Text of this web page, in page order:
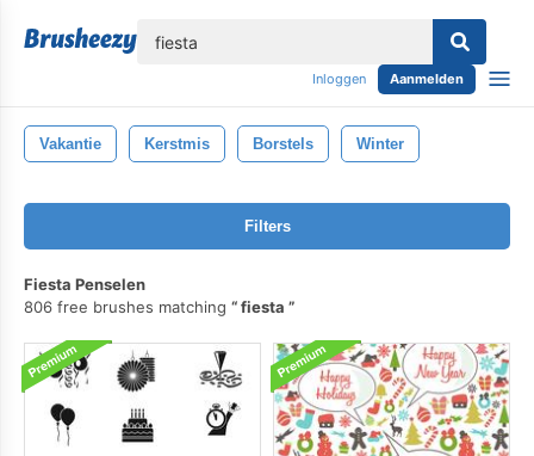
Inloggen Aanmelden
Vakantie Kerstmis Borstels Winter
Filters
Fiesta Penselen
806 free brushes matching
fiesta